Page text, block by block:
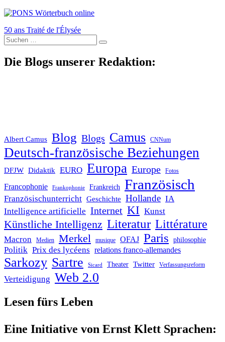
50 ans Traité de l'Élysée
Suche
nach:
Die Blogs unserer Redaktion:
Albert Camus Blog Blogs Camus CNNum
Deutsch-französische Beziehungen
DFJW Didaktik EURO Europa Europe Fotos
Francophonie Frankophonie Frankreich Französisch
Französischunterricht Geschichte Hollande IA
Intelligence artificielle Internet KI Kunst
Künstliche Intelligenz Literatur Littérature
Macron Medien Merkel musique OFAJ Paris philosophie
Politik Prix des lycéens relations franco-allemandes
Sarkozy Sartre Sicard Theater Twitter Verfassungsreform
Verteidigung Web 2.0
Lesen fürs Leben
Eine Initiative von Ernst Klett Sprachen: